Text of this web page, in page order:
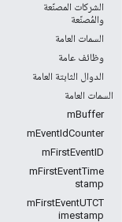
الشركات المصنّعة
والمُصنّعة
السمات العامة
وظائف عامة
الدوال الثابتة العامة
السمات العامة
mBuffer
mEventIdCounter
mFirstEventID
mFirstEventTime
stamp
mFirstEventUTCT
imestamp